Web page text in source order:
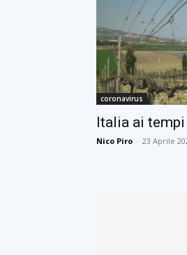
coronavirus
Italia ai
Nico Piro - 23 Aprile